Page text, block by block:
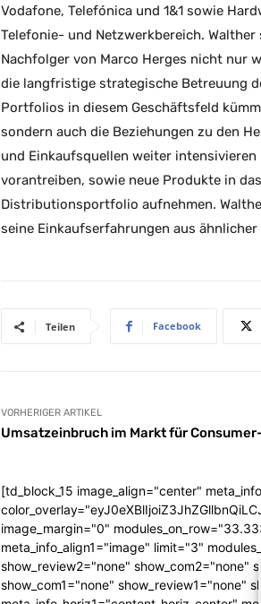
Vodafone, Telefónica und 1&1 sowie
Telefonie- und Netzwerkbereich. Walther
Nachfolger von Marco Herges nicht nur
die langfristige strategische Betreuung
Portfolios in diesem Geschäftsfeld
sondern auch die Beziehungen zu den
und Einkaufsquellen weiter intensivieren
vorantreiben, sowie neue Produkte in das
Distributionsportfolio aufnehmen.
seine Einkaufserfahrungen aus
Teilen Facebook
VORHERIGER ARTIKEL
Umsatzeinbruch im Markt für
[td_block_15 image_align="center"
image_margin="0"
meta_info_align1="image" limit="3"
show_review2="none" show_com2="none"
show_com1="none" show_review1="none"